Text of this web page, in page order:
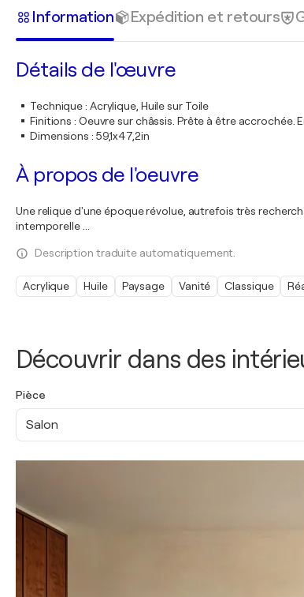
Découvrir dans des
Pièce
Salon
Information Expédition et retours
Détails de l'œuvre
Technique: Acrylique, Huile sur Toile
Finitions : Oeuvre sur châssis. Prête à être accrochée.
Dimensions : 59,1x47,2in
À propos de l'oeuvre
Une relique d'une époque révolue, autrefois très
intemporelle ...
Description traduite automatiquement.
Acrylique Huile Paysage Vanité Classique